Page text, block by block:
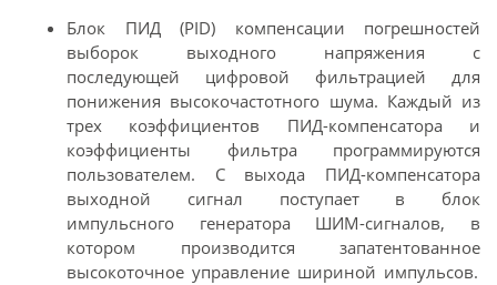
Блок ПИД (PID) компенсации погрешностей
выборок выходного напряжения с
последующей цифровой фильтрацией для
понижения высокочастотного шума. Каждый из
трех коэффициентов ПИД-компенсатора и
коэффициенты фильтра программируются
пользователем. С выхода ПИД-компенсатора
выходной сигнал поступает в блок
импульсного генератора ШИМ-сигналов, в
котором производится запатентованное
высокоточное управление шириной импульсов.